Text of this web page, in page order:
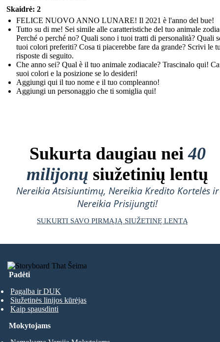
Skaidrė: 2
FELICE NUOVO ANNO LUNARE! Il 2021 è l'anno del bue!
Tutto su di me! Sei simile alle caratteristiche del tuo animale
Perché o perché no? Quali sono i tuoi tratti di personalità? Quali
tuoi colori preferiti? Cosa ti piacerebbe fare da grande? Scrivi le
risposte di seguito.
Che anno sei? Qual è il tuo animale zodiacale? Trascinalo qui!
suoi colori e la posizione se lo desideri!
Aggiungi qui il tuo nome e il tuo compleanno!
Aggiungi un personaggio che ti somiglia qui!
Sukurta daugiau nei40
milijonų siužetinių lentų
Nereikia Atsisiuntimų, Nereikia Kredito Kortelės ir
Nereikia Prisijungti!
SUKURTI SAVO PIRMĄJĄ SIUŽETINĘ LENTĄ
Padėti
Pagalba ir DUK
Siužetinės linijos kūrėjas
Kaip spausdinti
Mokytojams